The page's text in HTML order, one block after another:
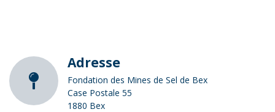
Adresse
Fondation des Mines de Sel de Bex
Case Postale 55
1880 Bex